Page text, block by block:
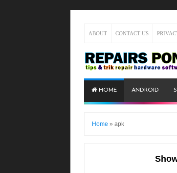
ABOUT CONTACT US
HOME ANDROID
Home » apk